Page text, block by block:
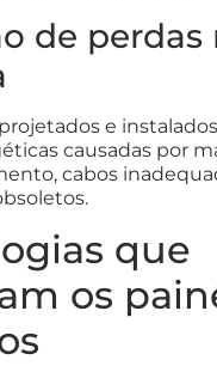
de perdas
e
causadas por
cabos
que
os